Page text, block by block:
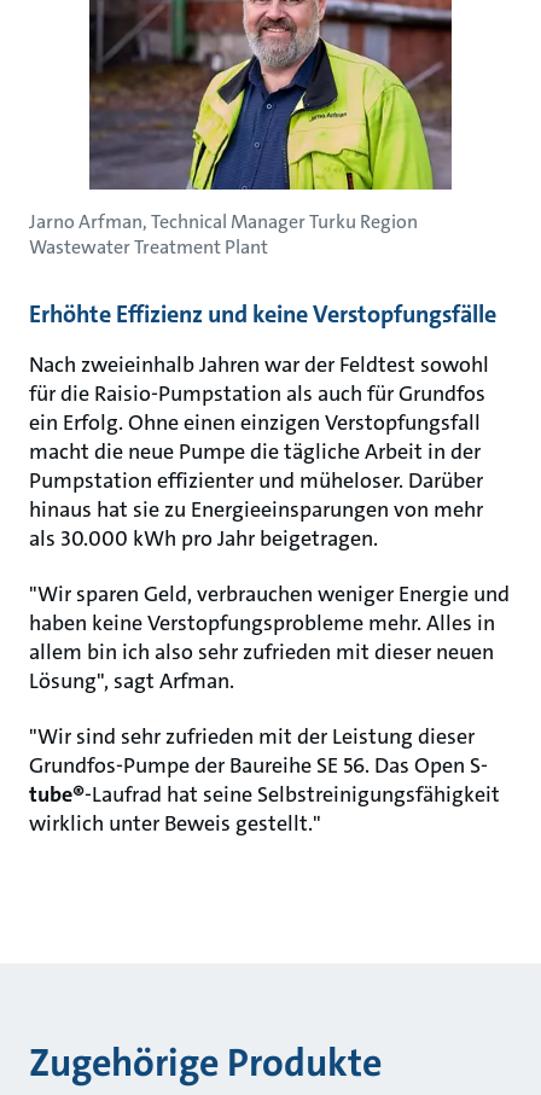
Jarno Arfman, Technical Manager Turku Region
Wastewater Treatment Plant
Erhöhte Effizienz und keine Verstopfungsfälle
Nach zweieinhalb Jahren war der Feldtest sowohl
für die Raisio-Pumpstation als auch für Grundfos
ein Erfolg. Ohne einen einzigen Verstopfungsfall
macht die neue Pumpe die tägliche Arbeit in der
Pumpstation effizienter und müheloser. Darüber
hinaus hat sie zu Energieeinsparungen von mehr
als 30.000 kWh pro Jahr beigetragen.
"Wir sparen Geld, verbrauchen weniger Energie und
haben keine Verstopfungsprobleme mehr. Alles in
allem bin ich also sehr zufrieden mit dieser neuen
Lösung", sagt Arfman.
"Wir sind sehr zufrieden mit der Leistung dieser
Grundfos-Pumpe der Baureihe SE 56. Das Open S-
tube®-Laufrad hat seine Selbstreinigungsfähigkeit
wirklich unter Beweis gestellt."
Zugehörige Produkte